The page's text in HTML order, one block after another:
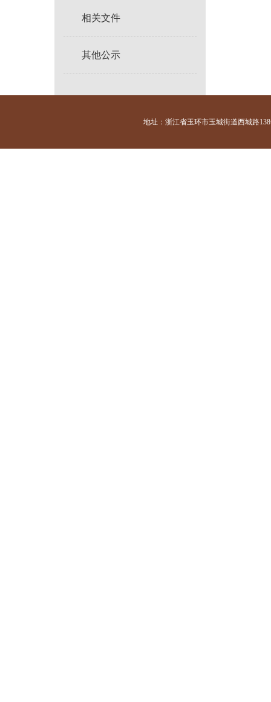
相关文件
其他公示
地址：浙江省玉环市玉城街道西城路